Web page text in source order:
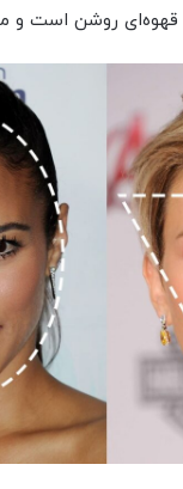
قهوه‌ای روشن است و